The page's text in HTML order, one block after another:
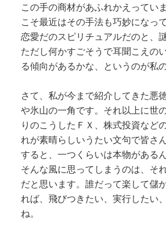
この手の商材があふれかえってい
こそ最近はその手法も巧妙になっ
恋愛だのスピリチュアルだのと、
ただし何かすごそうで耳聞こえの
る傾向があるかな、というのが私
さて、私が今まで紹介してきた悪
や氷山の一角です。それ以上に世
りのこうしたＦＸ、株式投資など
れが素晴らしいうたい文句で皆さ
すると、一つくらいは本物があ
そんな風に思ってしまうのは、そ
だと思います。誰だって楽して儲
れば、飛びつきたい、実行したい
ね。